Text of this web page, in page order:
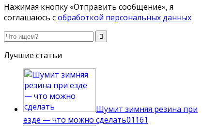
Нажимая кнопку «Отправить сообщение», я
соглашаюсь собработкой персональных данных
Лучшие статьи
Шумит зимняя резина при
езде — что можно сделать01161